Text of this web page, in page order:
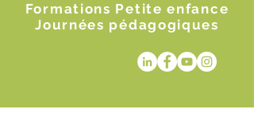
Formations Petite enfance
Journées pédagogiques